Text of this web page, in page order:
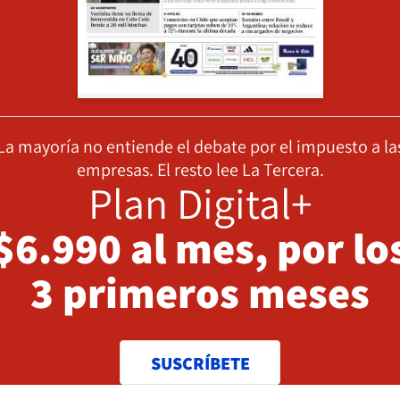
mayoría no entiende el debate por el impuesto a
empresas. El resto lee La Tercera.
Plan Digital+
al mes, por
3 primeros meses
SUSCRÍBETE